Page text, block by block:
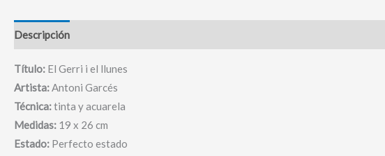
Descripción
Título: El Gerri i el llunes
Artista:Antoni Garcés
Técnica:tinta y acuarela
Medidas: 19 x 26 cm
Estado: Perfecto estado